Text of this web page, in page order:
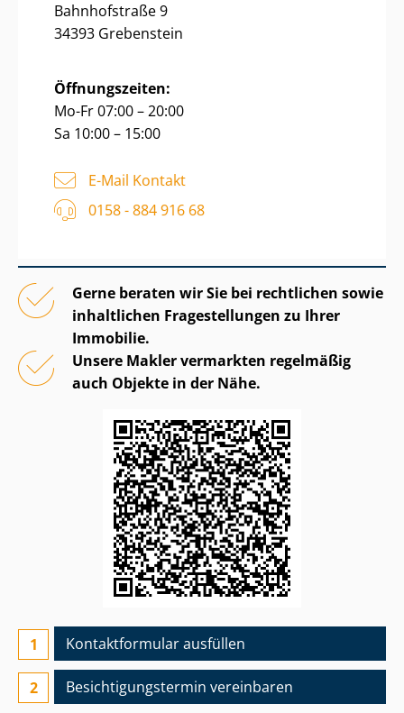
Bahnhofstraße 9
34393 Grebenstein
Öffnungszeiten:
Mo-Fr 07:00 – 20:00
Sa 10:00 – 15:00
E-Mail Kontakt
0158 - 884 916 68
Gerne beraten wir Sie bei rechtlichen sowie
inhaltlichen Fragestellungen zu Ihrer
Immobilie.
Unsere Makler vermarkten regelmäßig
auch Objekte in der Nähe.
Kontaktformular ausfüllen
Besichtigungs­termin vereinbaren